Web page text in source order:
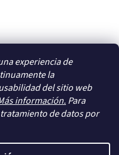
experiencia de
la
del sitio web
información. Para
de datos por